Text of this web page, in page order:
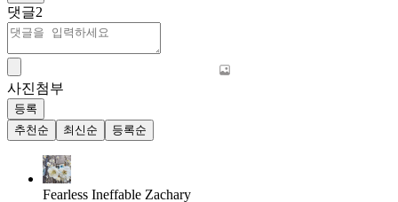
댓글2
사진첨부
등록
추천순
최신순 등록순
Fearless Ineffable Zachary